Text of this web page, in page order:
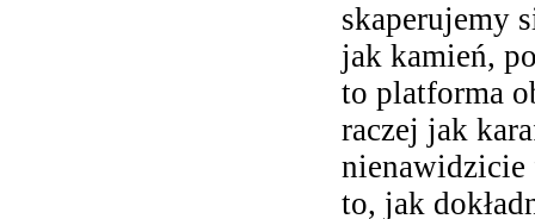
skaperujemy
jak kamień,
to platforma
raczej jak
nienawidzicie
to, jak